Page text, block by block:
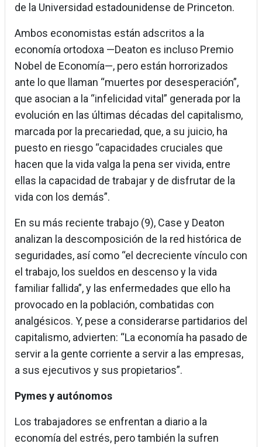
de la Universidad estadounidense de Princeton.
Ambos economistas están adscritos a la
economía ortodoxa —Deaton es incluso Premio
Nobel de Economía—, pero están horrorizados
ante lo que llaman “muertes por desesperación”,
que asocian a la “infelicidad vital” generada por la
evolución en las últimas décadas del capitalismo,
marcada por la precariedad, que, a su juicio, ha
puesto en riesgo “capacidades cruciales que
hacen que la vida valga la pena ser vivida, entre
ellas la capacidad de trabajar y de disfrutar de la
vida con los demás”.
En su más reciente trabajo (9), Case y Deaton
analizan la descomposición de la red histórica de
seguridades, así como “el decreciente vínculo con
el trabajo, los sueldos en descenso y la vida
familiar fallida”, y las enfermedades que ello ha
provocado en la población, combatidas con
analgésicos. Y, pese a considerarse partidarios del
capitalismo, advierten: “La economía ha pasado de
servir a la gente corriente a servir a las empresas,
a sus ejecutivos y sus propietarios”.
Pymes y autónomos
Los trabajadores se enfrentan a diario a la
economía del estrés, pero también la sufren